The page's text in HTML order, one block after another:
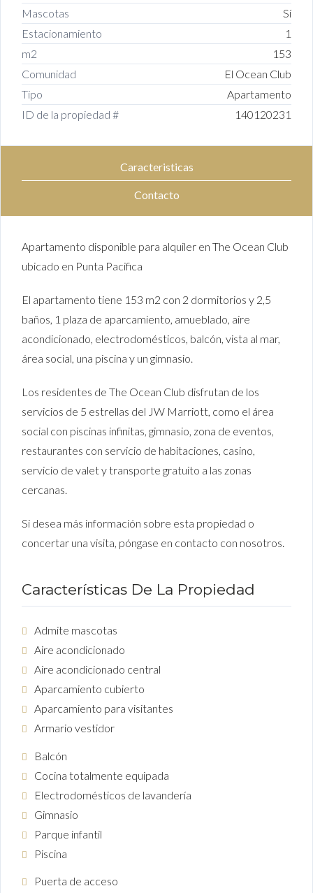
Mascotas
Sí
Estacionamiento
1
m2
153
Comunidad
El Ocean Club
Tipo
Apartamento
ID de la propiedad #
140120231
Caracteristicas
Contacto
Apartamento disponible para alquiler en The Ocean Club
ubicado en Punta Pacifica
El apartamento tiene 153 m2 con 2 dormitorios y 2,5
baños, 1 plaza de aparcamiento, amueblado, aire
acondicionado, electrodomésticos, balcón, vista al mar,
área social, una piscina y un gimnasio.
Los residentes de The Ocean Club disfrutan de los
servicios de 5 estrellas del JW Marriott, como el área
social con piscinas infinitas, gimnasio, zona de eventos,
restaurantes con servicio de habitaciones, casino,
servicio de valet y transporte gratuito a las zonas
cercanas.
Si desea más información sobre esta propiedad o
concertar una visita, póngase en contacto con nosotros.
Características De La Propiedad
Admite mascotas
Aire acondicionado
Aire acondicionado central
Aparcamiento cubierto
Aparcamiento para visitantes
Armario vestidor
Balcón
Cocina totalmente equipada
Electrodomésticos de lavandería
Gimnasio
Parque infantil
Piscina
Puerta de acceso